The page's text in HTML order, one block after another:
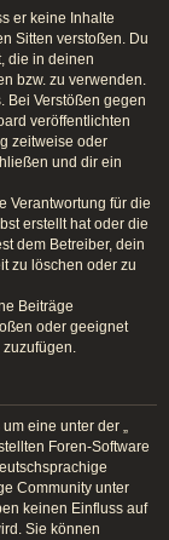
er keine Inhalte
Sitten verstoßen. Du
die in deinen
bzw. zu verwenden.
Bei Verstößen gegen
veröffentlichten
zeitweise oder
und dir ein
Verantwortung für die
erstellt hat oder die
dem Betreiber, dein
zu löschen oder zu
Beiträge
oder geeignet
eine unter der „
Foren-Software
Community unter
keinen Einfluss auf
Sie können